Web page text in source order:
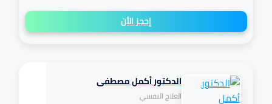
إحجز الأن
الدكتور أكمل مصطفى
العلاج النفسي